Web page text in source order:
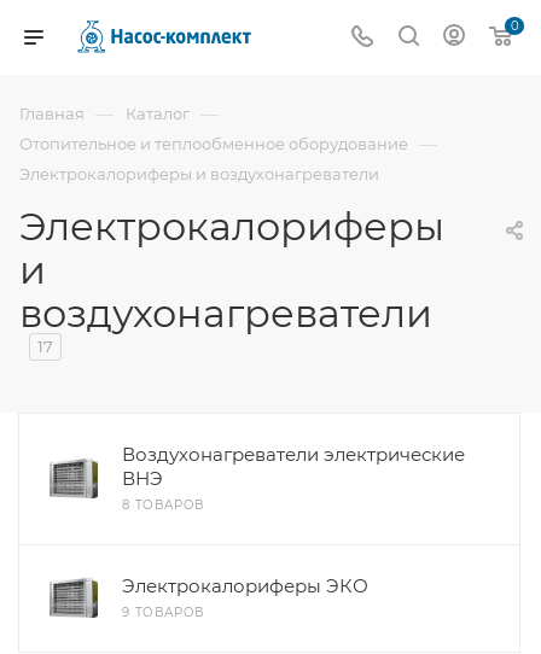
0
Главная — Каталог —
Отопительное и теплообменное оборудование —
Электрокалориферы и воздухонагреватели
Электрокалориферы
и
воздухонагреватели
17
Воздухонагреватели электрические
ВНЭ
8 ТОВАРОВ
Электрокалориферы ЭКО
9 ТОВАРОВ